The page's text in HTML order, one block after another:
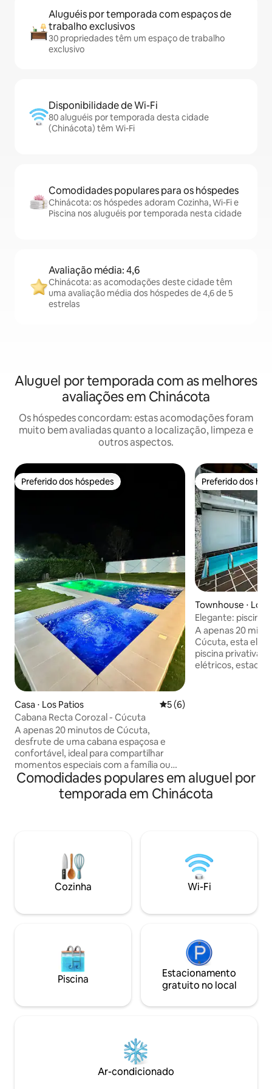
Aluguéis por temporada com espaços de
trabalho exclusivos
30 propriedades têm um espaço de trabalho
exclusivo
Disponibilidade de Wi-Fi
80 aluguéis por temporada desta cidade
(Chinácota) têm Wi-Fi
Comodidades populares para os hóspedes
Chinácota: os hóspedes adoram Cozinha, Wi-Fi e
Piscina nos aluguéis por temporada nesta cidade
Avaliação média: 4,6
Chinácota: as acomodações deste cidade têm
uma avaliação média dos hóspedes de 4,6 de 5
estrelas
Aluguel por temporada com as melhores
avaliações em Chinácota
Os hóspedes concordam: estas acomodações foram
muito bem avaliadas quanto a localização, limpeza e
outros aspectos.
Preferido dos hóspedes
Preferido dos hóspedes
Casa ⋅ Los Patios 5 de uma avaliação média
5 (6)
Cabana Recta Corozal - Cúcuta
A apenas 20 minutos de Cúcuta,
desfrute de uma cabana espaçosa e
confortável, ideal para compartilhar
momentos especiais com a família ou
amigos. A acomodação tem espaços
generosos para descanso, piscina
privativa e jacuzzi para se refrescar e
encontrar tudo o que precisa. É o lugar
perfeito para se desconectar da rotina,
relaxar e desfrutar de uma experiência
confortável, segura e agradável.✨
Preferido dos
Preferido dos
Townhouse ⋅ Los
Elegante: piscina
carregador de
A apenas 20
Cúcuta, esta
piscina privativa,
elétricos,
conforto e um
adoraríamos
Comodidades populares em aluguel por
temporada em Chinácota
Cozinha Wi-Fi
Piscina
Estacionamento
gratuito no local
Ar-condicionado